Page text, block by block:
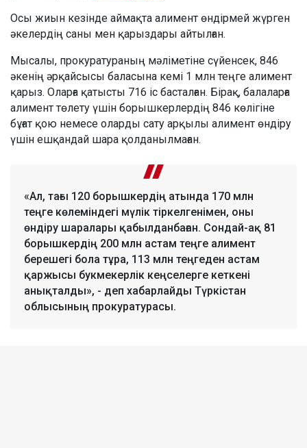
Осы жиын кезінде аймақта алимент өндірмей жүрген
әкелердің саны мен қарыздары айтылған.
Мысалы, прокуратураның мәліметіне сүйенсек, 846
әкенің әрқайсысы баласына кемі 1 млн теңге алимент
қарыз. Оларға қатысты 716 іс басталған. Бірақ, балаларға
алимент төлету үшін борышкерлердің 846 көлігіне
бұғат қою немесе оларды сату арқылы алимент өндіру
үшін ешқандай шара қолданылмаған.
«Ал, тағы 120 борышкердің атында 170 млн
теңге көлеміндегі мүлік тіркелгенімен, оны
өндіру шаралары қабылданбаған. Сондай-ақ 81
борышкердің 200 млн астам теңге алимент
берешегі бола тұра, 113 млн теңгеден астам
қаржысы букмекерлік кеңселерге кеткені
анықталды», - деп хабарлайды Түркістан
облысының прокуратурасы.